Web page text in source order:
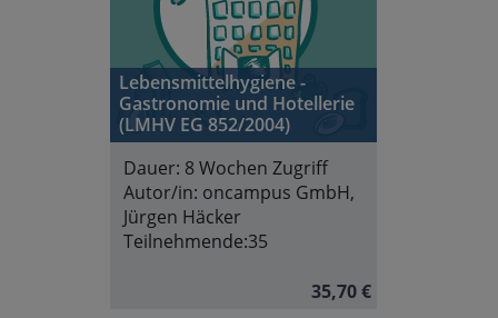
Lebensmittelhygiene -
Gastronomie und Hotellerie
(LMHV EG 852/2004)
Dauer: 8 Wochen Zugriff
Autor/in: oncampus GmbH,
Jürgen Häcker
Teilnehmende:35
35,70 €